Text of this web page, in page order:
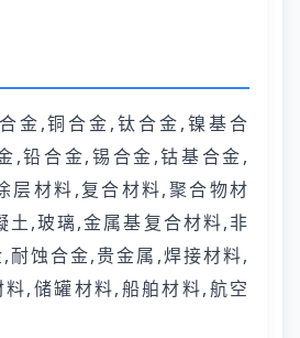
金,铜合金,钛合金,镍基合
,铅合金,锡合金,钴基合金,
层材料,复合材料,聚合物材
土,玻璃,金属基复合材料,非
耐蚀合金,贵金属,焊接材料,
,储罐材料,船舶材料,航空